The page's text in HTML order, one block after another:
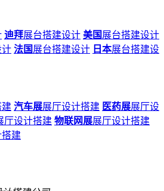
迪拜展台搭建设计 美国 展台搭建设计
计 法国 展台搭建设计 日本展台搭建设
建 汽车展展厅设计搭建 医药展展厅设
厅设计搭建 物联网展展厅设计搭建
搭建